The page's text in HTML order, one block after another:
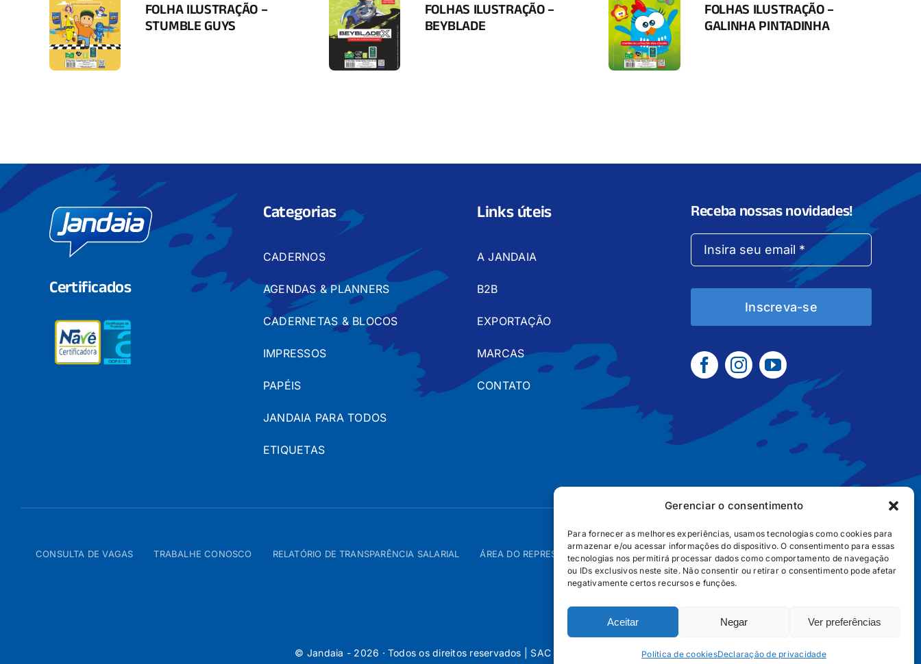
Gerenciar o consentimento
Para fornecer as melhores experiências, usamos tecnologias como cookies para
armazenar e/ou acessar informações do dispositivo. O consentimento para essas
tecnologias nos permitirá processar dados como comportamento de navegação
ou IDs exclusivos neste site. Não consentir ou retirar o consentimento pode afetar
negativamente certos recursos e funções.
Aceitar Negar Ver preferências
Política de cookiesDeclaração de privacidade
FOLHA ILUSTRAÇÃO –
STUMBLE GUYS
FOLHAS ILUSTRAÇÃO –
BEYBLADE
FOLHAS ILUSTRAÇÃO –
GALINHA PINTADINHA
Certificados
Categorias
CADERNOS
AGENDAS & PLANNERS
CADERNETAS & BLOCOS
IMPRESSOS
PAPÉIS
JANDAIA PARA TODOS
ETIQUETAS
Links úteis
A JANDAIA
B2B
EXPORTAÇÃO
MARCAS
CONTATO
Receba nossas novidades!
Inscreva-se
CONSULTA DE VAGAS TRABALHE CONOSCO RELATÓRIO DE TRANSPARÊNCIA SALARIAL ÁREA DO REPRESENTANTE – B2B POLÍTICA DE COOKIES POLÍTICA DE PRIVACIDADE
© Jandaia - 2026 · Todos os direitos reservados | SAC 0800 160 5656